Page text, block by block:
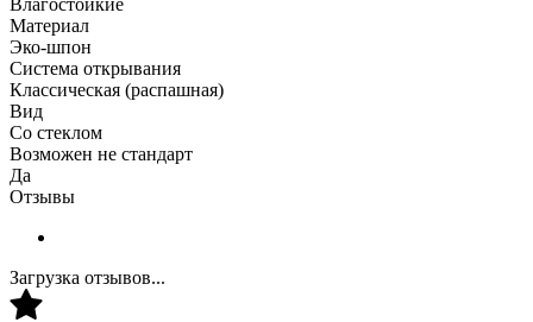
Материал
Эко-шпон
Система открывания
Классическая (распашная)
Вид
Со стеклом
Возможен не стандарт
Да
Отзывы
Загрузка отзывов...